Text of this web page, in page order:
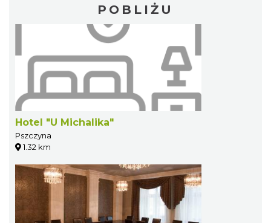
POBLIŻU
Hotel "U Michalika"
Pszczyna
1.32 km